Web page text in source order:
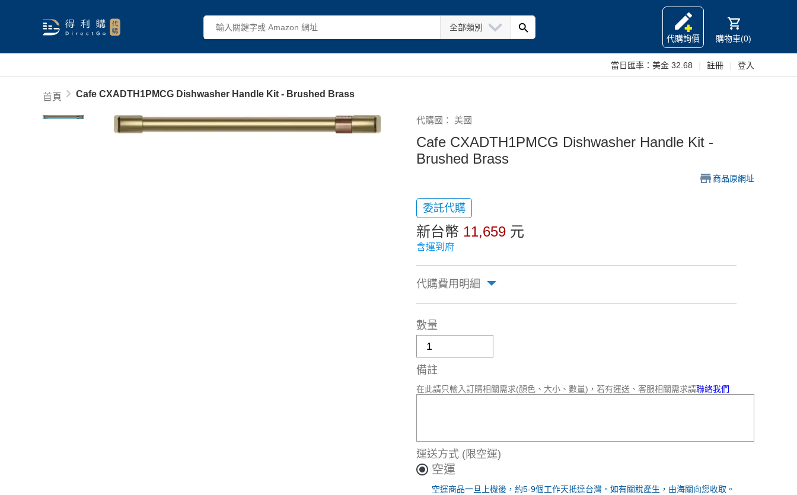
全部類別
代購詢價
購物車(0)
當日匯率： 美金 32.68 註冊 登入
首頁 Cafe CXADTH1PMCG Dishwasher Handle Kit - Brushed Brass
代購國： 美國
Cafe CXADTH1PMCG Dishwasher Handle Kit -
Brushed Brass
商品原網址
委託代購
新台幣 11,659 元
含運到府
代購費用明細
數量
備註
在此請只輸入訂購相關需求(顏色、大小、數量)，若有運送、客服相關需求請聯絡我們
運送方式 (限空運)
空運
空運商品一旦上機後，約5-9個工作天抵達台灣。如有關稅產生，由海關向您收取。